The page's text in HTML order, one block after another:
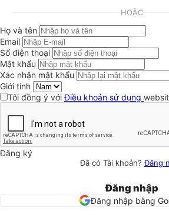
HOẶC
Họ và tên
Email
Số điện thoại
Mật khẩu
Xác nhận mật khẩu
Giới tính
Tôi đồng ý vớiĐiều khoản sử dụng
Đăng ký
Đã có Tài khoản?Đăng
Đăng nhập
Đăng nhập bằng